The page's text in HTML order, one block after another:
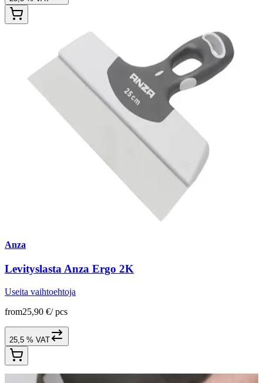
Anza
Levityslasta Anza Ergo 2K
Useita vaihtoehtoja
from25,90 €/ pcs
25,5 % VAT